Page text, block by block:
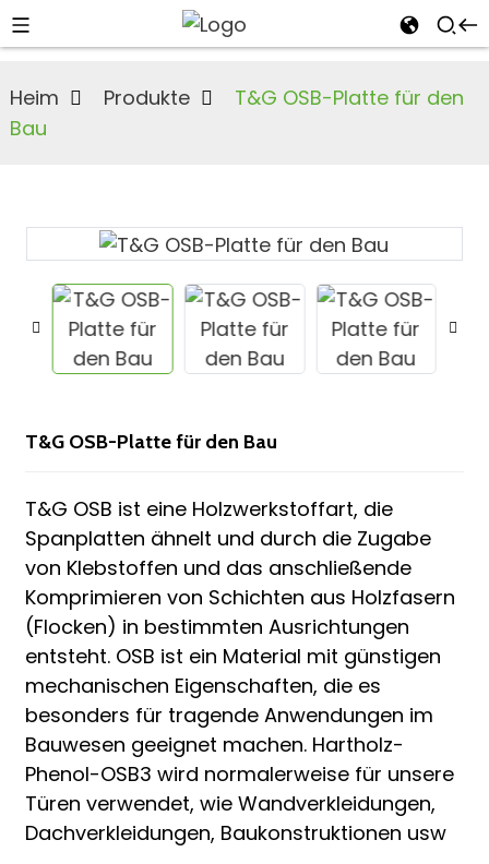
Heim Produkte
T&G OSB-Platte für den
Bau
T&G OSB-Platte für den Bau
T&G OSB ist eine Holzwerkstoffart, die
Spanplatten ähnelt und durch die Zugabe
von Klebstoffen und das anschließende
Komprimieren von Schichten aus Holzfasern
(Flocken) in bestimmten Ausrichtungen
entsteht. OSB ist ein Material mit günstigen
mechanischen Eigenschaften, die es
besonders für tragende Anwendungen im
Bauwesen geeignet machen. Hartholz-
Phenol-OSB3 wird normalerweise für unsere
Türen verwendet, wie Wandverkleidungen,
Dachverkleidungen, Baukonstruktionen usw